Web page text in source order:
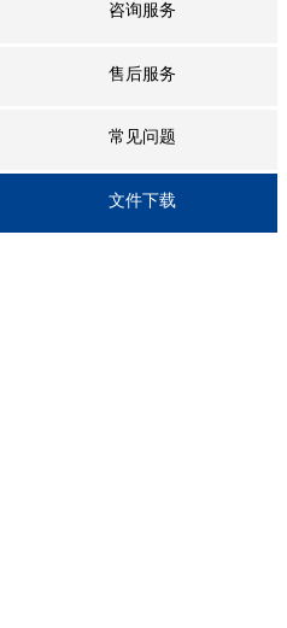
咨询服务
售后服务
常见问题
文件下载